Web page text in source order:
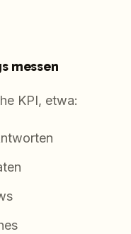
messen
KPI, etwa: